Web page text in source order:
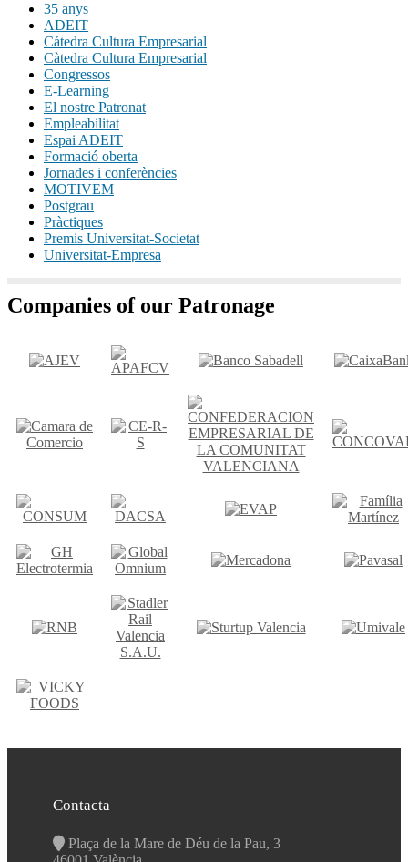
35 anys
ADEIT
Cátedra Cultura Empresarial
Càtedra Cultura Empresarial
Congressos
E-Learning
El nostre Patronat
Empleabilitat
Espai ADEIT
Formació oberta
Jornades i conferències
MOTIVEM
Postgrau
Pràctiques
Premis Universitat-Societat
Universitat-Empresa
Companies of our Patronage
Contacta
Plaça de la Mare de Déu de la Pau, 3